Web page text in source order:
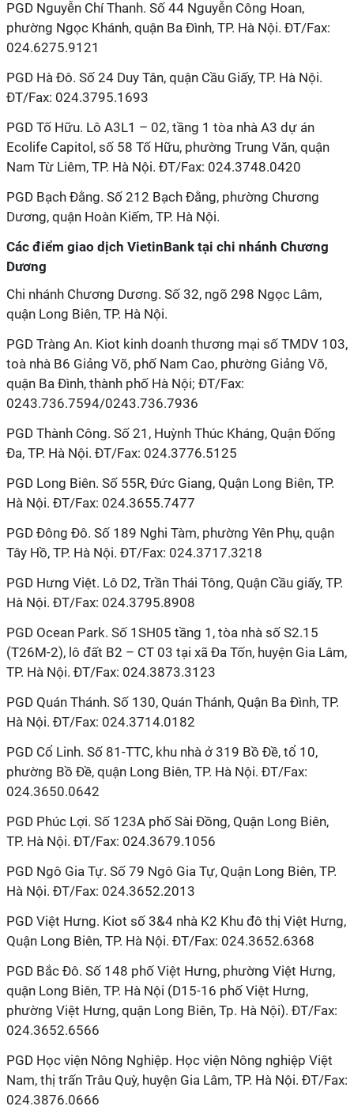
PGD Nguyễn Chí Thanh. Số 44 Nguyễn Công Hoan,
phường Ngọc Khánh, quận Ba Đình, TP. Hà Nội. ĐT/Fax:
024.6275.9121
PGD Hà Đô. Số 24 Duy Tân, quận Cầu Giấy, TP. Hà Nội.
ĐT/Fax: 024.3795.1693
PGD Tố Hữu. Lô A3L1 – 02, tầng 1 tòa nhà A3 dự án
Ecolife Capitol, số 58 Tố Hữu, phường Trung Văn, quận
Nam Từ Liêm, TP. Hà Nội. ĐT/Fax: 024.3748.0420
PGD Bạch Đằng. Số 212 Bạch Đằng, phường Chương
Dương, quận Hoàn Kiếm, TP. Hà Nội.
Các điểm giao dịch VietinBank tại chi nhánh Chương
Dương
Chi nhánh Chương Dương. Số 32, ngõ 298 Ngọc Lâm,
quận Long Biên, TP. Hà Nội.
PGD Tràng An. Kiot kinh doanh thương mại số TMDV 103,
toà nhà B6 Giảng Võ, phố Nam Cao, phường Giảng Võ,
quận Ba Đình, thành phố Hà Nội; ĐT/Fax:
0243.736.7594/0243.736.7936
PGD Thành Công. Số 21, Huỳnh Thúc Kháng, Quận Đống
Đa, TP. Hà Nội. ĐT/Fax: 024.3776.5125
PGD Long Biên. Số 55R, Đức Giang, Quận Long Biên, TP.
Hà Nội. ĐT/Fax: 024.3655.7477
PGD Đông Đô. Số 189 Nghi Tàm, phường Yên Phụ, quận
Tây Hồ, TP. Hà Nội. ĐT/Fax: 024.3717.3218
PGD Hưng Việt. Lô D2, Trần Thái Tông, Quận Cầu giấy, TP.
Hà Nội. ĐT/Fax: 024.3795.8908
PGD Ocean Park. Số 1SH05 tầng 1, tòa nhà số S2.15
(T26M-2), lô đất B2 – CT 03 tại xã Đa Tốn, huyện Gia Lâm,
TP. Hà Nội. ĐT/Fax: 024.3873.3123
PGD Quán Thánh. Số 130, Quán Thánh, Quận Ba Đình, TP.
Hà Nội. ĐT/Fax: 024.3714.0182
PGD Cổ Linh. Số 81-TTC, khu nhà ở 319 Bồ Đề, tổ 10,
phường Bồ Đề, quận Long Biên, TP. Hà Nội. ĐT/Fax:
024.3650.0642
PGD Phúc Lợi. Số 123A phố Sài Đồng, Quận Long Biên,
TP. Hà Nội. ĐT/Fax: 024.3679.1056
PGD Ngô Gia Tự. Số 79 Ngô Gia Tự, Quận Long Biên, TP.
Hà Nội. ĐT/Fax: 024.3652.2013
PGD Việt Hưng. Kiot số 3&4 nhà K2 Khu đô thị Việt Hưng,
Quận Long Biên, TP. Hà Nội. ĐT/Fax: 024.3652.6368
PGD Bắc Đô. Số 148 phố Việt Hưng, phường Việt Hưng,
quận Long Biên, TP. Hà Nội (D15-16 phố Việt Hưng,
phường Việt Hưng, quận Long Biên, Tp. Hà Nội). ĐT/Fax:
024.3652.6566
PGD Học viện Nông Nghiệp. Học viện Nông nghiệp Việt
Nam, thị trấn Trâu Quỳ, huyện Gia Lâm, TP. Hà Nội. ĐT/Fax:
024.3876.0666